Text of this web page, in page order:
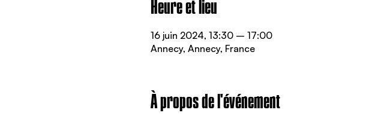
Heure et lieu
16 juin 2024, 13:30 – 17:00
Annecy, Annecy, France
À propos de l'événement